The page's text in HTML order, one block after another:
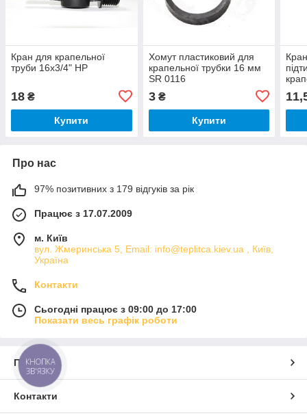
Кран для крапельної
труби 16х3/4" НР
18 ₴
Купити
Хомут пластиковий для
крапельної трубки 16 мм
SR 0116
3₴
Купити
Про нас
97% позитивних з 179 відгуків за рік
Працює з 17.07.2009
м. Київ
вул. Жмеринська 5, Email: info@teplitca.kiev.ua , Київ,
Україна
Контакти
Сьогодні працює з 09:00 до 17:00
Показати весь графік роботи
Про нас
Контакти
КНОПКА
ЗВ'ЯЗКУ